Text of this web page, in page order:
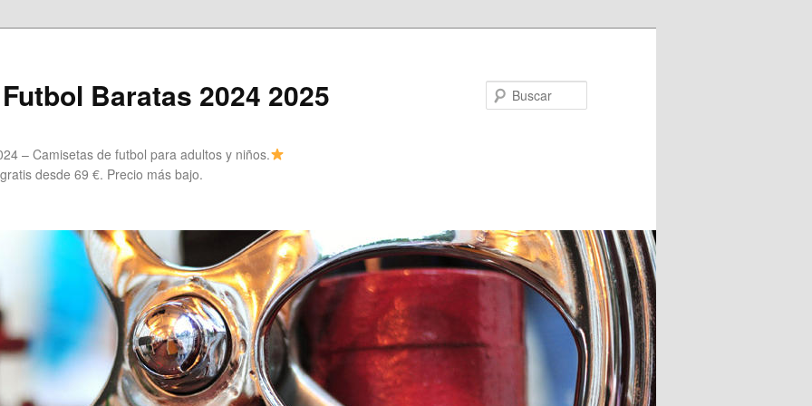
Baratas 2024 2025
– Camisetas de futbol para adultos y niños.
desde 69 €. Precio más bajo.